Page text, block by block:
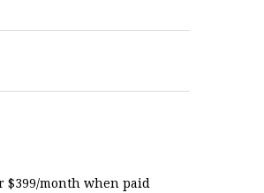
$399/month when paid